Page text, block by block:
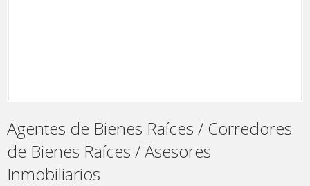
Agentes de Bienes Raíces / Corredores
de Bienes Raíces / Asesores
Inmobiliarios